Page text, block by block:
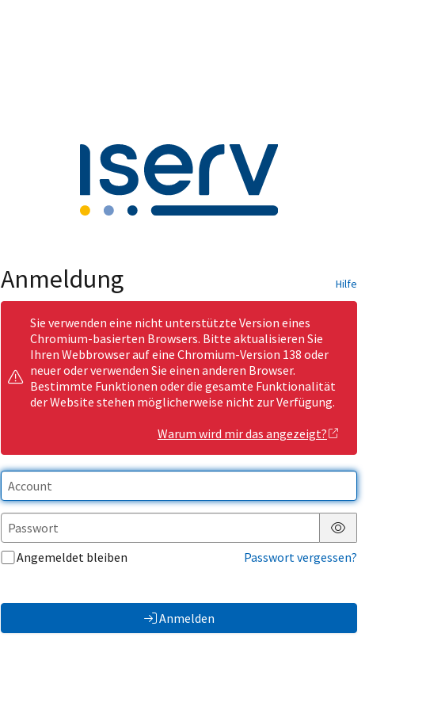
Anmeldung Hilfe
Sie verwenden eine nicht unterstützte Version eines
Chromium-basierten Browsers. Bitte aktualisieren Sie
Ihren Webbrowser auf eine Chromium-Version 138 oder
neuer oder verwenden Sie einen anderen Browser.
Bestimmte Funktionen oder die gesamte Funktionalität
der Website stehen möglicherweise nicht zur Verfügung.
Warum wird mir das angezeigt?
Passwort anzeigen
Angemeldet bleiben
Passwort vergessen?
Anmelden